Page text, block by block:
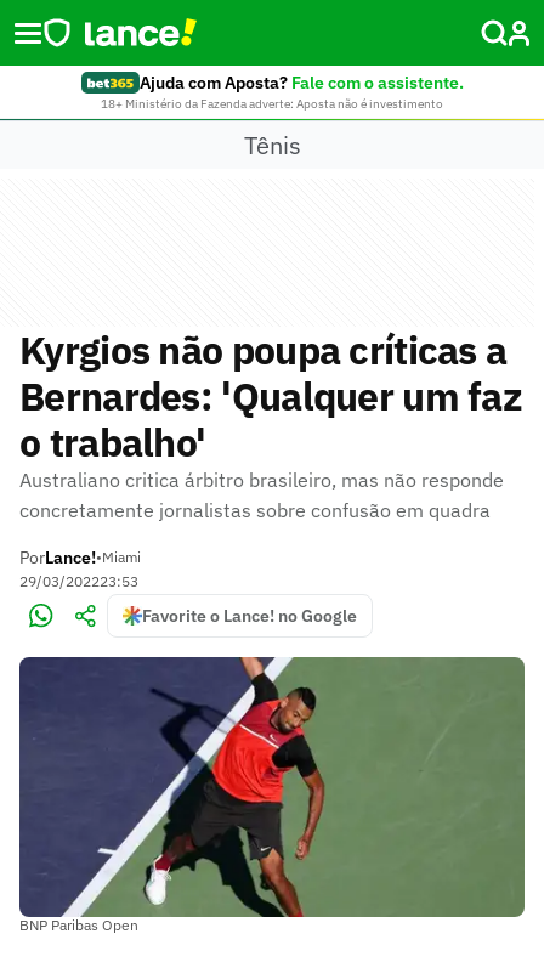
Ajuda com Aposta? Fale com o assistente.
18+ Ministério da Fazenda adverte: Aposta não é investimento
Tênis
Kyrgios não poupa críticas a
Bernardes: 'Qualquer um faz
o trabalho'
Australiano critica árbitro brasileiro, mas não responde
concretamente jornalistas sobre confusão em quadra
PorLance!•Miami
29/03/202223:53
Favorite o Lance! no Google
BNP Paribas Open